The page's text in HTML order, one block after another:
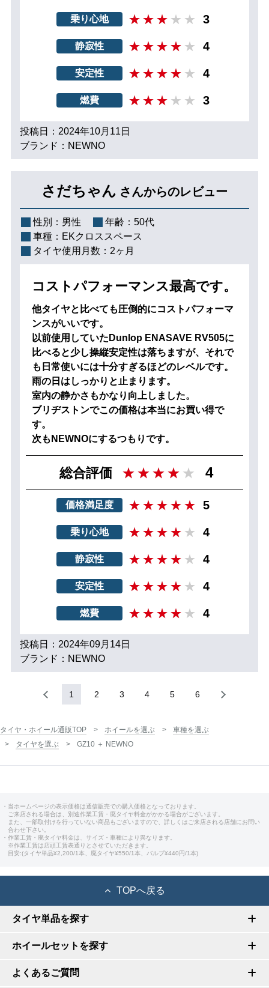
乗り心地 3
静寂性 4
安定性 4
燃費 3
投稿日：2024年10月11日
ブランド：NEWNO
さだちゃん さんからのレビュー
性別： 男性 年齢： 50代
車種： EKクロススペース
タイヤ使用月数： 2ヶ月
コストパフォーマンス最高です。
他タイヤと比べても圧倒的にコストパフォーマ
ンスがいいです。
以前使用していたDunlop ENASAVE RV505に
比べると少し操縦安定性は落ちますが、それで
も日常使いには十分すぎるほどのレベルです。
雨の日はしっかりと止まります。
室内の静かさもかなり向上しました。
ブリヂストンでこの価格は本当にお買い得で
す。
次もNEWNOにするつもりです。
総合評価 4
価格満足度 5
乗り心地 4
静寂性 4
安定性 4
燃費 4
投稿日：2024年09月14日
ブランド：NEWNO
1 2 3 4 5 6
タイヤ・ホイール通販TOP ホイールを選ぶ
車種を選ぶ
タイヤを選ぶ
GZ10 ＋ NEWNO
・当ホームページの表示価格は通信販売での購入価格となっております。
ご来店される場合は、別途作業工賃・廃タイヤ料金がかかる場合がございます。
また、一部取付けを行っていない商品もございますので、詳しくはご来店される店舗にお問い
合わせ下さい。
・作業工賃・廃タイヤ料金は、サイズ・車種により異なります。
※作業工賃は店頭工賃表通りとさせていただきます。
目安:(タイヤ単品¥2,200/1本、廃タイヤ¥550/1本、バルブ¥440円/1本)
TOPへ戻る
タイヤ単品を探す
ホイールセットを探す
よくあるご質問